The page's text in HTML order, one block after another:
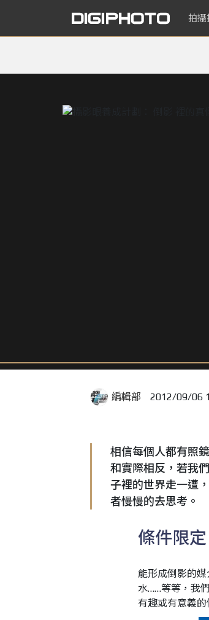
拍攝
編輯部 2012/09/06
相信每個人都有照
和實際相反，若我
子裡的世界走一遭
者慢慢的去思考。
條件限定
能形成倒影的
水……等等，我
有趣或有意義